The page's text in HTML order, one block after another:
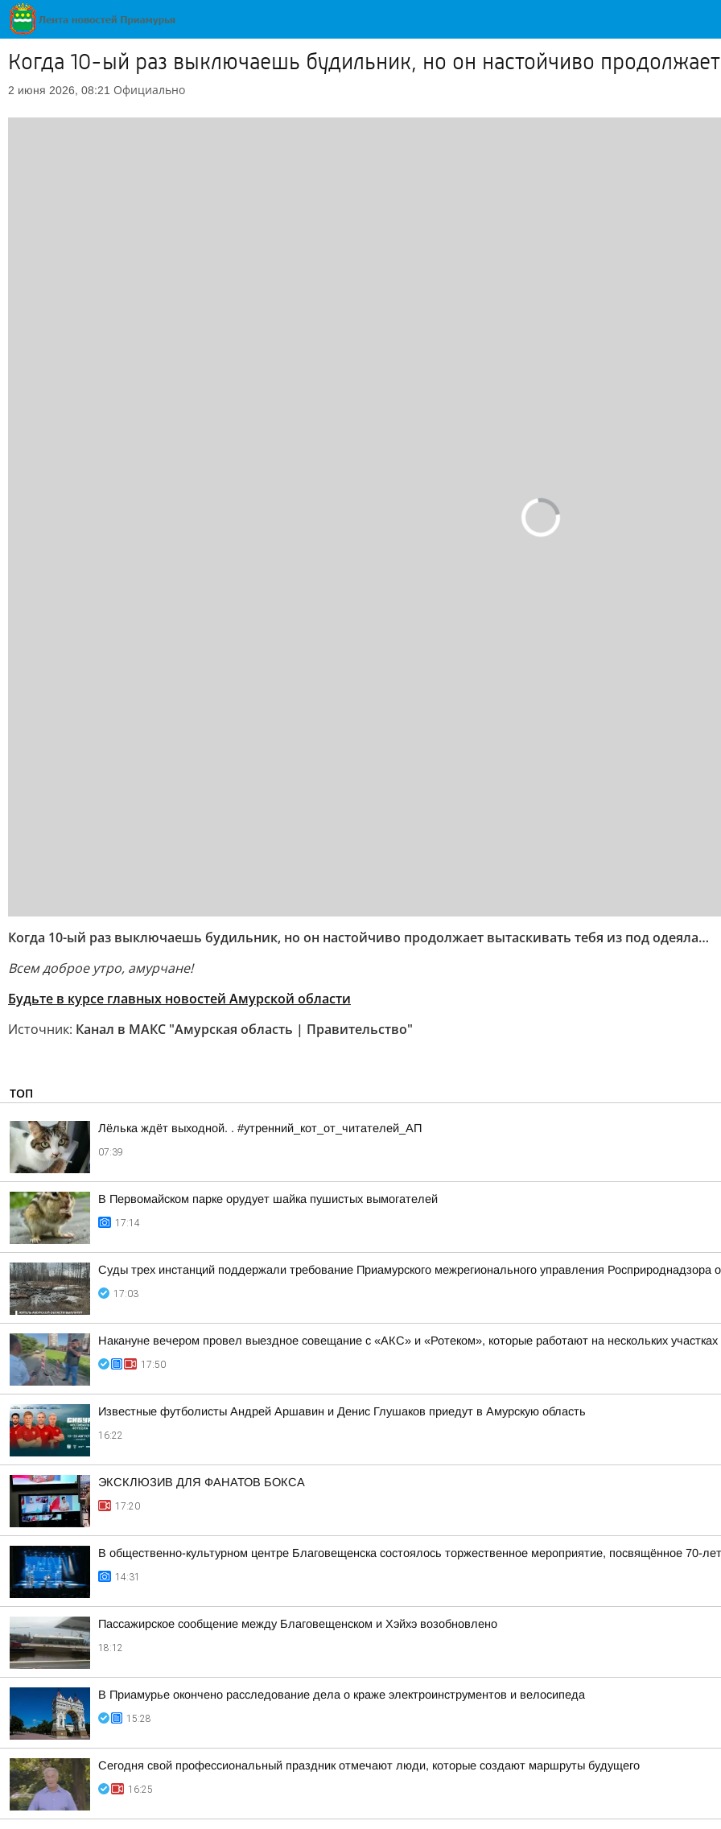
Когда 10-ый раз выключаешь будильник, но он настойчиво
2 июня 2026, 08:21 Официально
Когда 10-ый раз выключаешь будильник, но он настойчиво продолжает вытаскивать тебя из под одеяла…
Всем доброе утро, амурчане!
Будьте в курсе главных новостей Амурской области
Источник: Канал в МАКС "Амурская область | Правительство"
ТОП
Лёлька ждёт выходной. . #утренний_кот_от_читателей_АП
07:39
В Первомайском парке орудует шайка пушистых вымогателей
17:14
Суды трех инстанций поддержали требование Приамурского межрегионального управления
17:03
Накануне вечером провел выездное совещание с «АКС» и «Ротеком», которые работают на нескольких
17:50
Известные футболисты Андрей Аршавин и Денис Глушаков приедут в Амурскую область
16:22
ЭКСКЛЮЗИВ ДЛЯ ФАНАТОВ БОКСА
17:20
В общественно-культурном центре Благовещенска состоялось торжественное мероприятие, посвящённое 70-
14:31
Пассажирское сообщение между Благовещенском и Хэйхэ возобновлено
18:12
В Приамурье окончено расследование дела о краже электроинструментов и велосипеда
15:28
Сегодня свой профессиональный праздник отмечают люди, которые создают маршруты будущего
16:25